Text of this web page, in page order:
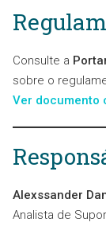
Consulte a
sobre o
Ver documento
Alexssander
Analista de